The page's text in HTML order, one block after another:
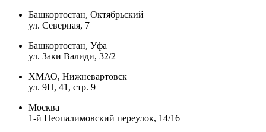
Башкортостан, Октябрьский
ул. Северная, 7
Башкортостан, Уфа
ул. Заки Валиди, 32/2
ХМАО, Нижневартовск
ул. 9П, 41, стр. 9
Москва
1-й Неопалимовский переулок, 14/16